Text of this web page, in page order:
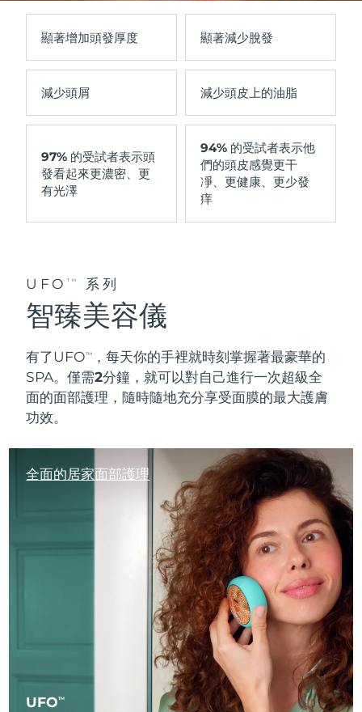
顯著增加頭發厚度 顯著減少脫發
減少頭屑 減少頭皮上的油脂
97%的受試者表示頭
發看起來更濃密、更
有光澤
94%的受試者表示他
們的頭皮感覺更干
凈、更健康、更少發
痒
UFO TM 系列
智臻美容儀
有了UFOTM ，每天你的手裡就時刻掌握著最豪華的
SPA。僅需2分鐘 ，就可以對自己進行一次超級全
面的面部護理，隨時隨地充分享受面膜的最大護膚
功效。
UFOTM
全面的居家面部護理